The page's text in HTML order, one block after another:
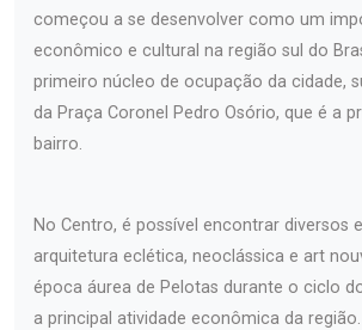
começou a se desenvolver como um
econômico e cultural na região sul do
primeiro núcleo de ocupação da cidade,
da Praça Coronel Pedro Osório, que é a
bairro.
No Centro, é possível encontrar diversos
arquitetura eclética, neoclássica e art
época áurea de Pelotas durante o ciclo
a principal atividade econômica da região.